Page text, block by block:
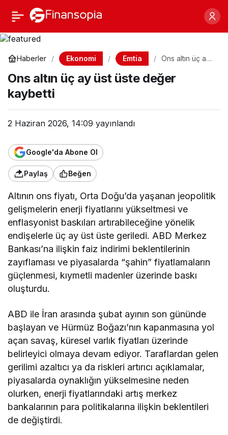
Haberler Ekonomi Emtia
Ons altın üç ay
kaybetti
Ons altın üç ay üst üste değer
kaybetti
2 Haziran 2026, 14:09 yayınlandı
Google'da Abone Ol
Paylaş Beğen
Altının ons fiyatı, Orta Doğu’da yaşanan jeopolitik
gelişmelerin enerji fiyatlarını yükseltmesi ve
enflasyonist baskıları artırabileceğine yönelik
endişelerle üç ay üst üste geriledi. ABD Merkez
Bankası’na ilişkin faiz indirimi beklentilerinin
zayıflaması ve piyasalarda “şahin” fiyatlamaların
güçlenmesi, kıymetli madenler üzerinde baskı
oluşturdu.
ABD ile İran arasında şubat ayının son gününde
başlayan ve Hürmüz Boğazı’nın kapanmasına yol
açan savaş, küresel varlık fiyatları üzerinde
belirleyici olmaya devam ediyor. Taraflardan gelen
gerilimi azaltıcı ya da riskleri artırıcı açıklamalar,
piyasalarda oynaklığın yükselmesine neden
olurken, enerji fiyatlarındaki artış merkez
bankalarının para politikalarına ilişkin beklentileri
de değiştirdi.
Ons altın üç ay üst üste
değer kaybetti
Paylaş